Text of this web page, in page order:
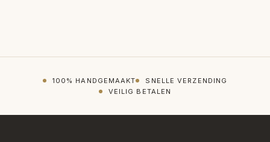
100% HANDGEMAAKT
SNELLE VERZENDING
VEILIG BETALEN